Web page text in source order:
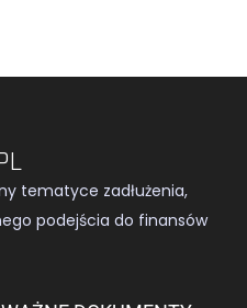
tematyce zadłużenia,
podejścia do finansów